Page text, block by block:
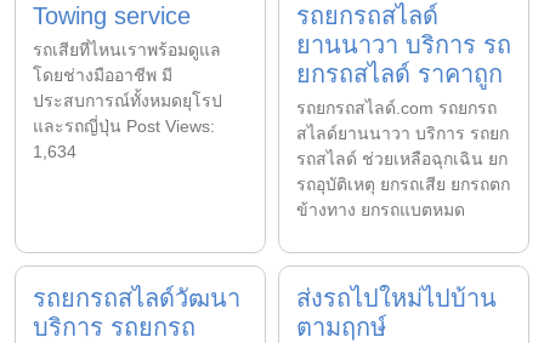
Towing service
รถเสียที่ไหนเราพร้อมดูแล
โดยช่างมืออาชีพ มี
ประสบการณ์ทั้งหมดยุโรป
และรถญี่ปุ่น Post Views:
1,634
รถยกรถสไลด์
ยานนาวา บริการ รถ
ยกรถสไลด์ ราคาถูก
รถยกรถสไลด์.com รถยกรถ
สไลด์ยานนาวา บริการ รถยก
รถสไลด์ ช่วยเหลือฉุกเฉิน ยก
รถอุบัติเหตุ ยกรถเสีย ยกรถตก
ข้างทาง ยกรถแบตหมด
รถยกรถสไลด์วัฒนา
บริการ รถยกรถ
ส่งรถไปใหม่ไปบ้าน
ตามฤกษ์